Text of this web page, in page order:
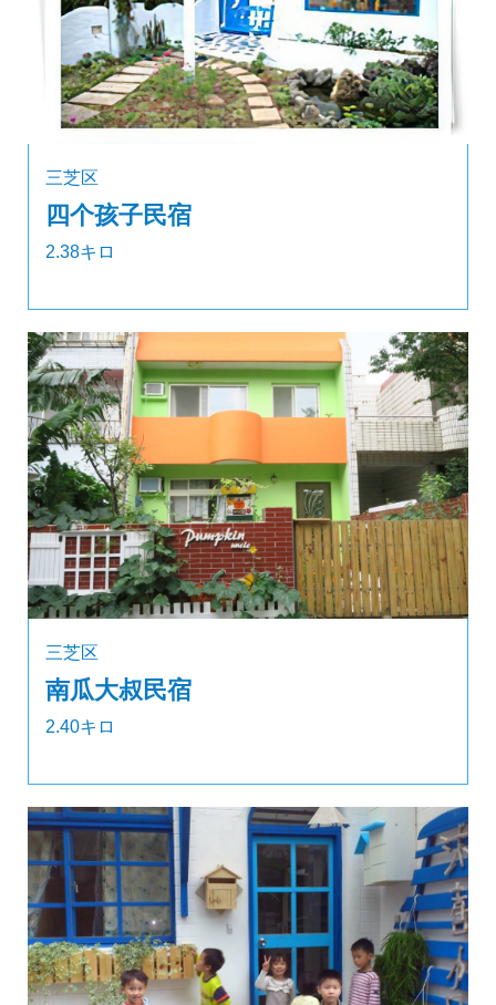
三芝区
四个孩子民宿
2.38キロ
三芝区
南瓜大叔民宿
2.40キロ